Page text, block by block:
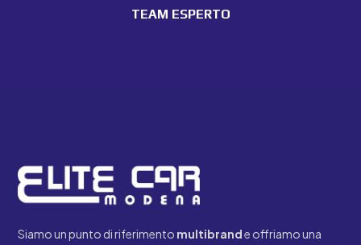
TEAM ESPERTO
Siamo un punto di riferimento multibrande offriamo una